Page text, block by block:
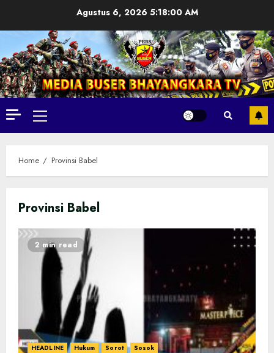
Agustus 6, 20265:18:01 AM
Primary
Menu
Home Provinsi Babel
Provinsi Babel
2 min read
HEADLINE Hukum Sorot Sosok